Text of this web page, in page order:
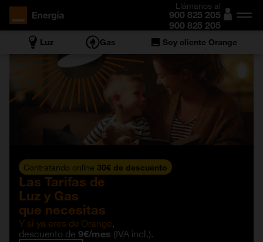
Llámanos al
900 825 205
900 825 205
Luz Gas
Soy cliente Orange
¿Cuánto pagarías con nosotros?
compara en 1 min
Contratando online 30€ de descuento
Las Tarifas de
Luz y Gas
que necesitas
Y si ya eres de Orange,
descuento de9€/mes (IVA incl.).